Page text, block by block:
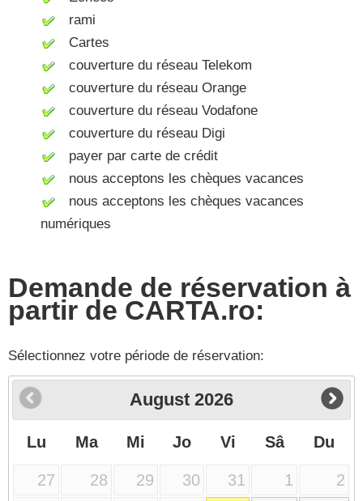
rami
Cartes
couverture du réseau Telekom
couverture du réseau Orange
couverture du réseau Vodafone
couverture du réseau Digi
payer par carte de crédit
nous acceptons les chèques vacances
nous acceptons les chèques vacances
numériques
Demande de réservation à
partir de CARTA.ro:
Sélectionnez votre période de réservation:
August 2026
Lu Ma Mi Jo Vi Sâ Du
27 28 29 30 31 1
2